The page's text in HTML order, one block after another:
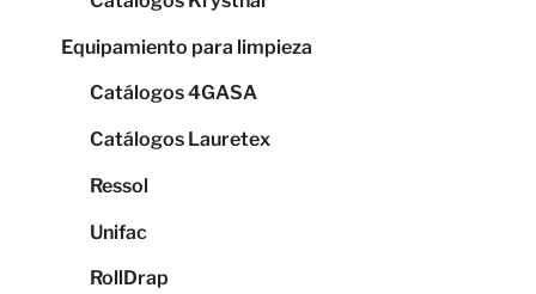
Equipamiento para limpieza
Catálogos 4GASA
Catálogos Lauretex
Ressol
Unifac
RollDrap